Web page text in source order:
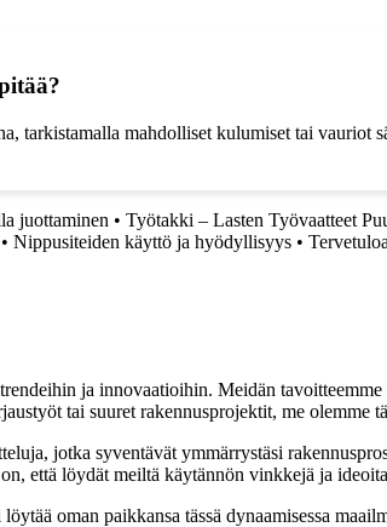
tarkistamalla mahdolliset kulumiset tai vauriot
juottaminen • Työtakki – Lasten Työvaatteet
• Nippusiteiden käyttö ja hyödyllisyys •
ja innovaatioihin. Meidän
tai suuret rakennusprojektit, me olemme
jotka syventävät ymmärrystäsi
että löydät meiltä käytännön vinkkejä ja
oman paikkansa tässä dynaamisessa